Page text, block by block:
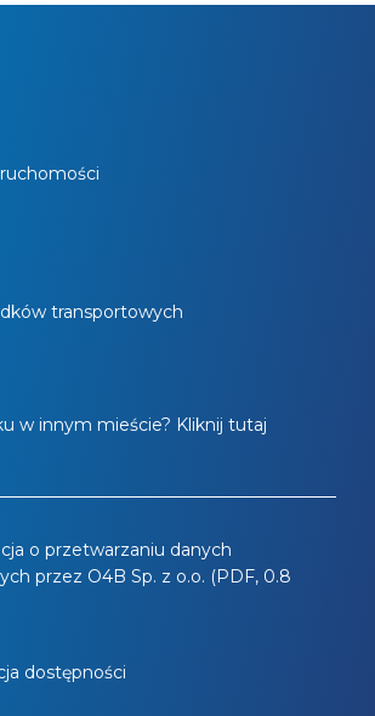
transportowych
w innym mieście? Kliknij tutaj
o przetwarzaniu danych
przez O4B Sp. z o.o. (PDF, 0.8
dostępności